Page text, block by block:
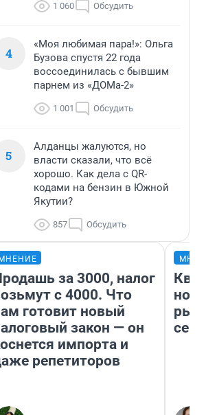
1 060 Обсудить
4
«Моя любимая пара!»: Ольга
Бузова спустя 22 года
воссоединилась с бывшим
парнем из «ДОМа-2»
1 001 Обсудить
5
Алданцы жалуются, но
власти сказали, что всё
хорошо. Как дела с QR-
кодами на бензин в Южной
Якутии?
857 Обсудить
МНЕНИЕ
за 3000, налог
с 4000. Что
готовит новый
закон — он
импорта и
репетиторов
но